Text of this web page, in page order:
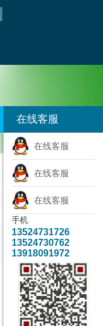
在线客服
在线客服
在线客服
在线客服
手机
13524731726
13524730762
13918091972